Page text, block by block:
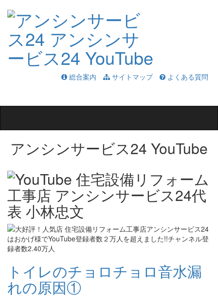
総合案内 サイトマップ
よくある質問
アンシンサービス24 YouTube
トイレのチョロチョロ音水漏
れの原因①